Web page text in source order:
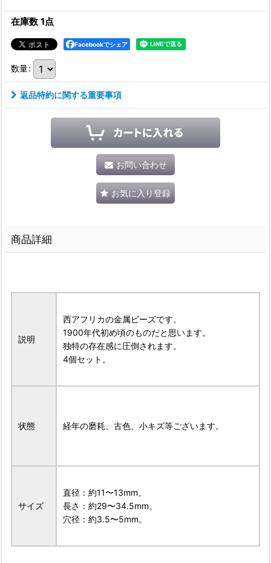
在庫数 1点
Facebookでシェア
数量:
返品特約に関する重要事項
お問い合わせ
お気に入り登録
商品詳細
説明
西アフリカの金属ビーズです。
1900年代初め頃のものだと思います。
独特の存在感に圧倒されます。
4個セット。
状態 経年の磨耗、古色、小キズ等ございます。
サイズ
直径：約11〜13mm。
長さ：約29〜34.5mm。
穴径：約3.5〜5mm。